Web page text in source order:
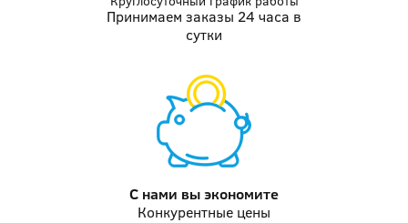
Принимаем заказы 24 часа в
сутки
С нами выэкономите
Конкурентные цены